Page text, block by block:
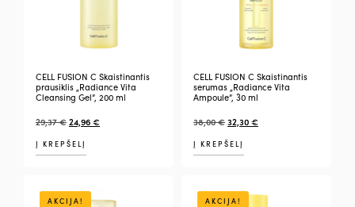
CELL FUSION C Skaistinantis
prausiklis „Radiance Vita
Cleansing Gel”, 200 ml
29,37€24,96€
Į KREPŠELĮ
CELL FUSION C Skaistinantis
serumas „Radiance Vita
Ampoule”, 30 ml
38,00€32,30€
Į KREPŠELĮ
AKCIJA! AKCIJA!